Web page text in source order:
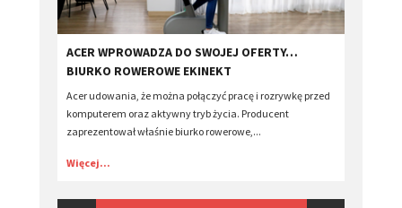
ACER WPROWADZA DO SWOJEJ OFERTY…
BIURKO ROWEROWE EKINEKT
Acer udowania, że można połączyć pracę i rozrywkę przed
komputerem oraz aktywny tryb życia. Producent
zaprezentował właśnie biurko rowerowe,...
Więcej...